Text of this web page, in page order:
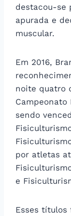
destacou-se
apurada e
muscular.
Em 2016,
noite quatro
sendo
por atletas
e
Esses